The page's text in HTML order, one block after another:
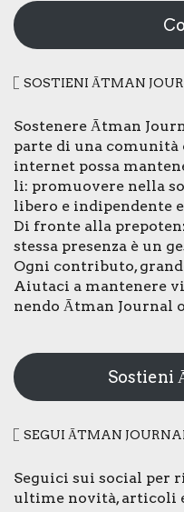
SOSTIE­NI ĀTMAN
Soste­ne­re Ātman
par­te di una comu­ni­tà
inter­net pos­sa
li: pro­muo­ve­re nel­la
libe­ro e indi­pen­den­te
Di fron­te alla
stes­sa pre­sen­za è un
Ogni con­tri­bu­to,
Aiu­ta­ci a man­te­ne­re
nen­do Ātman Jour­nal
Sostieni
SEGUI ĀTMAN
Segui­ci sui social per
ulti­me novi­tà, arti­co­li